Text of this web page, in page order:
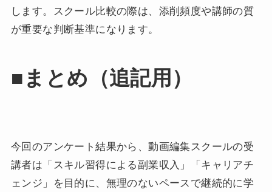
します。スクール比較の際は、添削頻度や講師の質
が重要な判断基準になります。
■まとめ（追記用）
今回のアンケート結果から、動画編集スクールの受
講者は「スキル習得による副業収入」「キャリアチ
ェンジ」を目的に、無理のないペースで継続的に学